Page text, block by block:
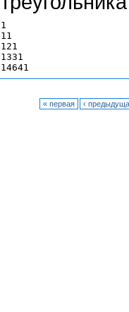
1
11
121
1331
« первая ‹